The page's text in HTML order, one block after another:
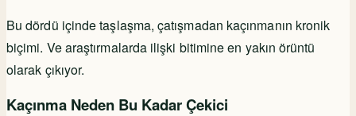
Bu dördü içinde taşlaşma, çatışmadan kaçınmanın kronik
biçimi. Ve araştırmalarda ilişki bitimine en yakın örüntü
olarak çıkıyor.
Kaçınma Neden Bu Kadar Çekici